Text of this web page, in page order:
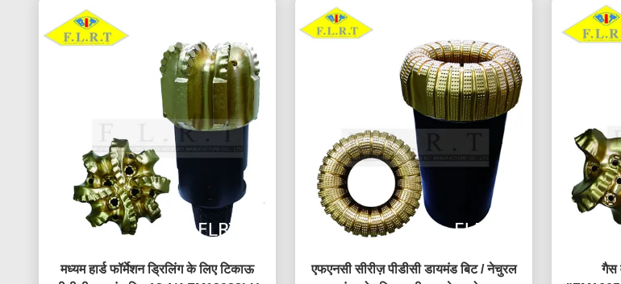
मध्यम हार्ड फॉर्मेशन ड्रिलिंग के लिए टिकाऊ
एफएनसी सीरीज़ पीडीसी डायमंड बिट / नेचुरल
गैस